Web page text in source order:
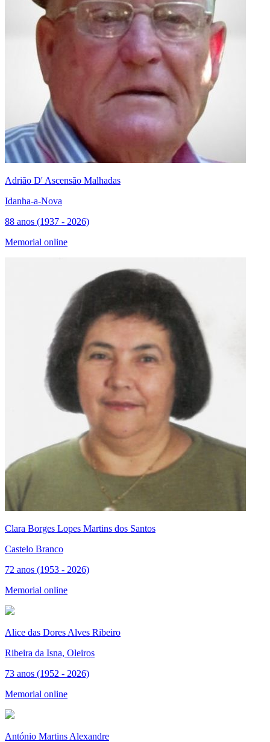
Adrião D' Ascensão Malhadas
Idanha-a-Nova
88 anos (1937 - 2026)
Memorial online
Clara Borges Lopes Martins dos Santos
Castelo Branco
72 anos (1953 - 2026)
Memorial online
Alice das Dores Alves Ribeiro
Ribeira da Isna, Oleiros
73 anos (1952 - 2026)
Memorial online
António Martins Alexandre